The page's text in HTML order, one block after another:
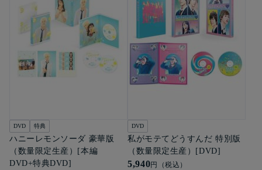
DVD 特典
ハニーレモンソーダ 豪華版
（数量限定生産）[本編
DVD+特典DVD]
DVD
私がモテてどうすんだ 特別版
（数量限定生産）[DVD]
5,940円（税込）